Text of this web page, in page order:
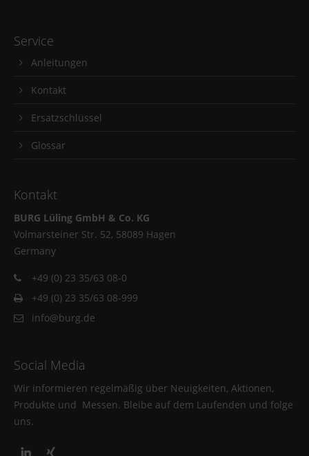
Service
Anleitungen
Kontakt
Ersatzschlüssel
Glossar
Kontakt
BURG Lüling GmbH & Co. KG
Volmarsteiner Str. 52, 58089 Hagen
Germany
+49 (0) 23 35/63 08-0
+49 (0) 23 35/63 08-999
info@burg.de
Social Media
Wir informieren regelmäßig über Neuigkeiten, Aktionen,
Produkte und Messen. Bleibe auf dem Laufenden und folge
uns.